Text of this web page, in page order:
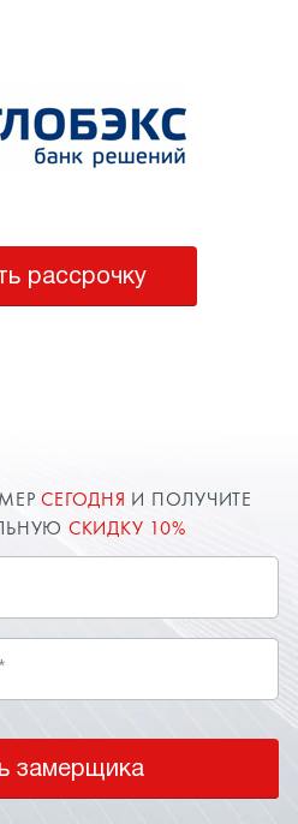
рассрочку
СЕГОДНЯ И ПОЛУЧИТЕ
СКИДКУ 10%
замерщика